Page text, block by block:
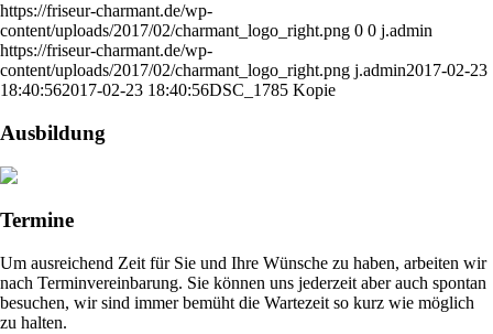
https://friseur-charmant.de/wp-
content/uploads/2017/02/charmant_logo_right.png 0 0 j.admin
https://friseur-charmant.de/wp-
content/uploads/2017/02/charmant_logo_right.png j.admin2017-02-23
18:40:562017-02-23 18:40:56DSC_1785 Kopie
Ausbildung
Termine
Um ausreichend Zeit für Sie und Ihre Wünsche zu haben, arbeiten wir
nach Terminvereinbarung. Sie können uns jederzeit aber auch spontan
besuchen, wir sind immer bemüht die Wartezeit so kurz wie möglich
zu halten.